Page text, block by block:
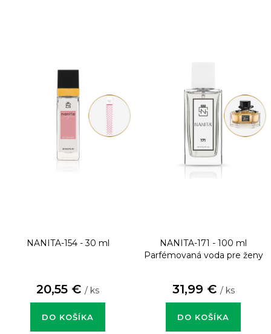
NANITA-154 - 30 ml
20,55 € / ks
DO KOŠÍKA
NANITA-171 - 100 ml
Parfémovaná voda pre ženy
31,99 € / ks
DO KOŠÍKA